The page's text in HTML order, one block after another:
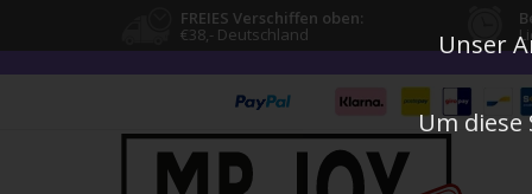
FREIES Verschiffen oben:
€38,- Deutschland Unser
Um diese